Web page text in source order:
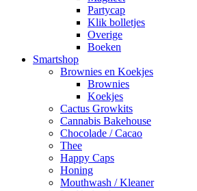
Partycap
Klik bolletjes
Overige
Boeken
Smartshop
Brownies en Koekjes
Brownies
Koekjes
Cactus Growkits
Cannabis Bakehouse
Chocolade / Cacao
Thee
Happy Caps
Honing
Mouthwash / Kleaner